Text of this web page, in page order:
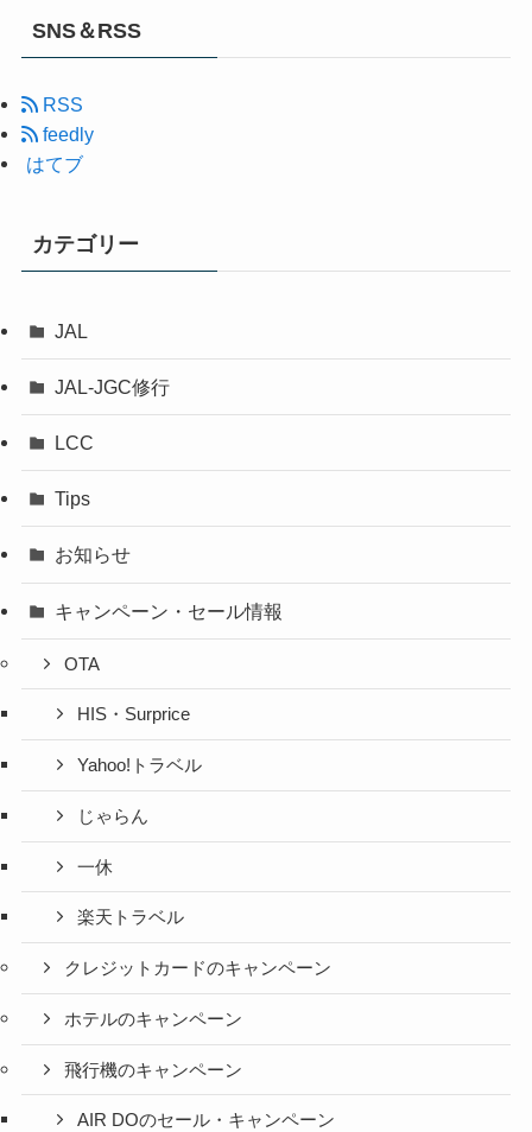
SNS＆RSS
RSS
feedly
はてブ
カテゴリー
JAL
JAL-JGC修行
LCC
Tips
お知らせ
キャンペーン・セール情報
OTA
HIS・Surprice
Yahoo!トラベル
じゃらん
一休
楽天トラベル
クレジットカードのキャンペーン
ホテルのキャンペーン
飛行機のキャンペーン
AIR DOのセール・キャンペーン